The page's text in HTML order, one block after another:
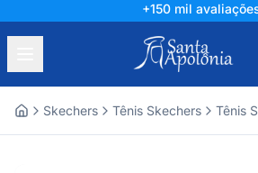
+150 mil
Skechers Tênis Skechers Tênis